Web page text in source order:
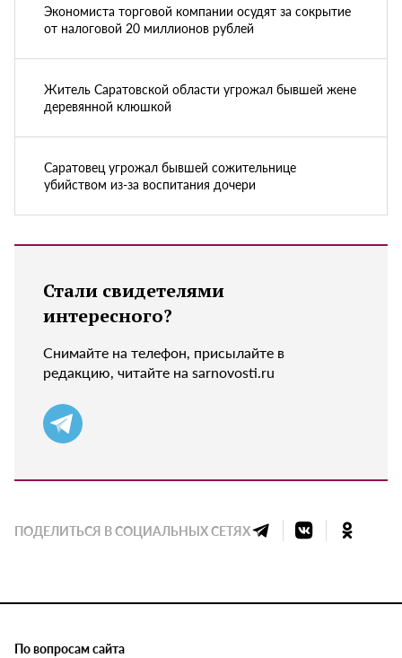
Экономиста торговой компании осудят за сокрытие
от налоговой 20 миллионов рублей
Житель Саратовской области угрожал бывшей жене
деревянной клюшкой
Саратовец угрожал бывшей сожительнице
убийством из-за воспитания дочери
Стали свидетелями
интересного?
Снимайте на телефон, присылайте в
редакцию, читайте на sarnovosti.ru
ПОДЕЛИТЬСЯ В СОЦИАЛЬНЫХ СЕТЯХ
По вопросам сайта